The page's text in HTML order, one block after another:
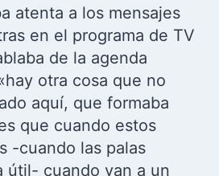
atenta a los mensajes
en el programa de TV
de la agenda
otra cosa que no
aquí, que formaba
que cuando estos
-cuando las palas
útil- cuando van a un